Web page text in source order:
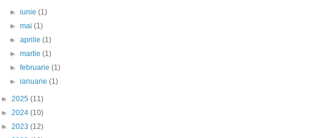
►iunie(1)
►mai(1)
►aprilie(1)
►martie(1)
►februarie(1)
►ianuarie(1)
► 2025 (11)
► 2024 (10)
► 2023 (12)